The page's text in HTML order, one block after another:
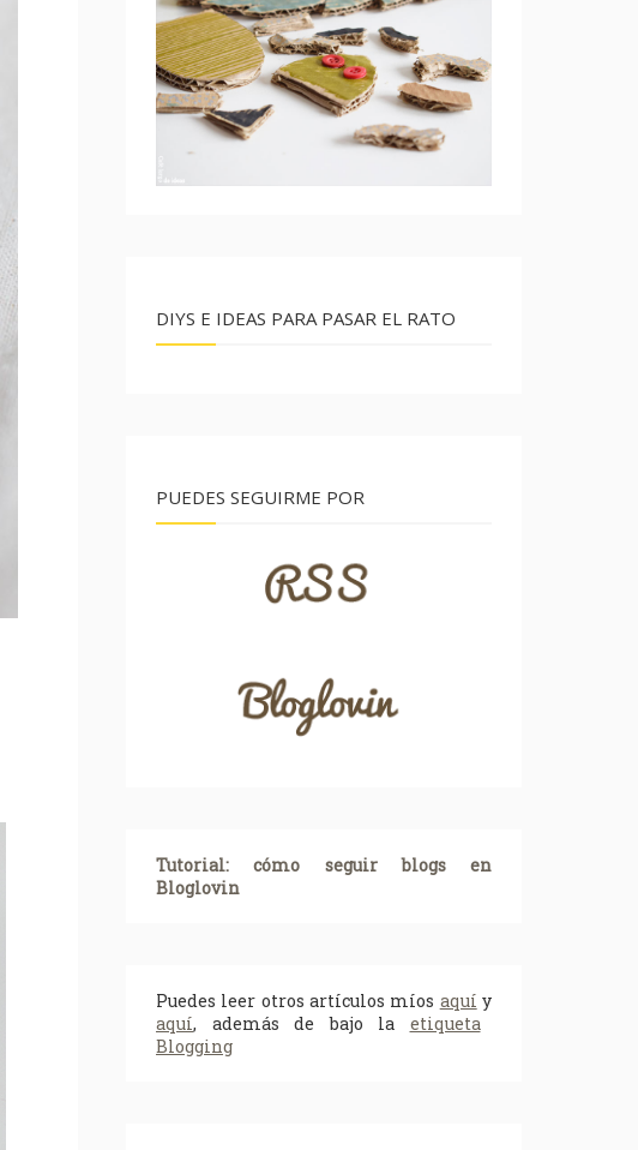
DIYS E IDEAS PARA PASAR EL RATO
PUEDES SEGUIRME POR
Tutorial: cómo seguir blogs en
Bloglovin
Puedes leer otros artículos míos aquí y
aquí, además de bajo la etiqueta
Blogging